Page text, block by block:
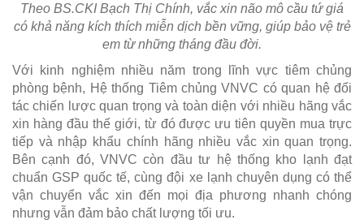
Theo BS.CKI Bạch Thị Chính, vắc xin não mô cầu tứ giá
có khả năng kích thích miễn dịch bền vững, giúp bảo vệ trẻ
em từ những tháng đầu đời.
Với kinh nghiệm nhiều năm trong lĩnh vực tiêm chủng
phòng bệnh, Hệ thống Tiêm chủng VNVC có quan hệ đối
tác chiến lược quan trọng và toàn diện với nhiều hãng vắc
xin hàng đầu thế giới, từ đó được ưu tiên quyền mua trực
tiếp và nhập khẩu chính hãng nhiều vắc xin quan trọng.
Bên cạnh đó, VNVC còn đầu tư hệ thống kho lạnh đạt
chuẩn GSP quốc tế, cùng đội xe lạnh chuyên dụng có thể
vận chuyển vắc xin đến mọi địa phương nhanh chóng
nhưng vẫn đảm bảo chất lượng tối ưu.